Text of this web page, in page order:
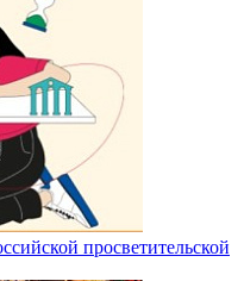
просветительской